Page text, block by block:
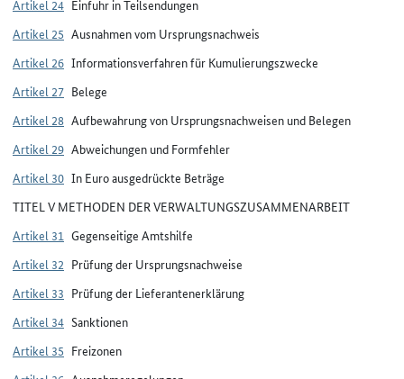
Artikel 24 Einfuhr in Teilsendungen
Artikel 25 Ausnahmen vom Ursprungsnachweis
Artikel 26 Informationsverfahren für Kumulierungszwecke
Artikel 27 Belege
Artikel 28 Aufbewahrung von Ursprungsnachweisen und Belegen
Artikel 29 Abweichungen und Formfehler
Artikel 30 In Euro ausgedrückte Beträge
TITEL V METHODEN DER VERWALTUNGSZUSAMMENARBEIT
Artikel 31 Gegenseitige Amtshilfe
Artikel 32 Prüfung der Ursprungsnachweise
Artikel 33 Prüfung der Lieferantenerklärung
Artikel 34 Sanktionen
Artikel 35 Freizonen